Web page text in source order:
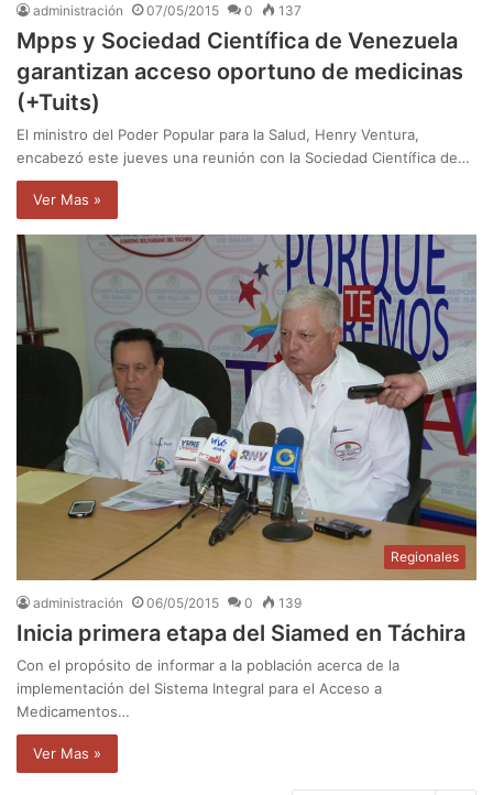
administración 07/05/2015 0 137
Mpps y Sociedad Científica de Venezuela
garantizan acceso oportuno de medicinas
(+Tuits)
El ministro del Poder Popular para la Salud, Henry Ventura,
encabezó este jueves una reunión con la Sociedad Científica de…
Ver Mas »
Regionales
administración 06/05/2015 0 139
Inicia primera etapa del Siamed en Táchira
Con el propósito de informar a la población acerca de la
implementación del Sistema Integral para el Acceso a
Medicamentos…
Ver Mas »